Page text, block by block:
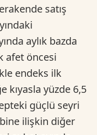
satış
aylık bazda
afet öncesi
endeks ilk
kıyasla yüzde 6,5
güçlü seyri
ilişkin diğer